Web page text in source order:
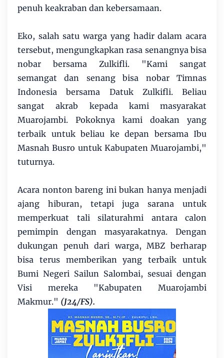
penuh keakraban dan kebersamaan.
Eko, salah satu warga yang hadir dalam acara
tersebut, mengungkapkan rasa senangnya bisa
nobar bersama Zulkifli. "Kami sangat
semangat dan senang bisa nobar Timnas
Indonesia bersama Datuk Zulkifli. Beliau
sangat akrab kepada kami masyarakat
Muarojambi. Pokoknya kami doakan yang
terbaik untuk beliau ke depan bersama Ibu
Masnah Busro untuk Kabupaten Muarojambi,"
tuturnya.
Acara nonton bareng ini bukan hanya menjadi
ajang hiburan, tetapi juga sarana untuk
memperkuat tali silaturahmi antara calon
pemimpin dengan masyarakatnya. Dengan
dukungan penuh dari warga, MBZ berharap
bisa terus memberikan yang terbaik untuk
Bumi Negeri Sailun Salombai, sesuai dengan
Visi mereka "Kabupaten Muarojambi
Makmur." (J24/FS).